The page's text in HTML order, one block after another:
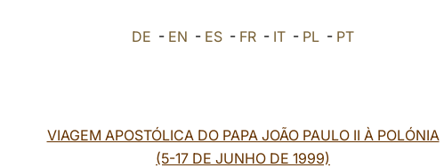
DE - EN - ES - FR - IT - PL - PT
VIAGEM APOSTÓLICA DO PAPA JOÃO PAULO II À POLÓNIA
(5-17 DE JUNHO DE 1999)